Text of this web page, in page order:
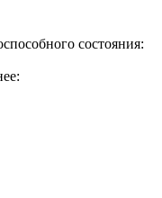
состояния: